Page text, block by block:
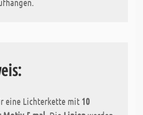
eine Lichterkette mit 10